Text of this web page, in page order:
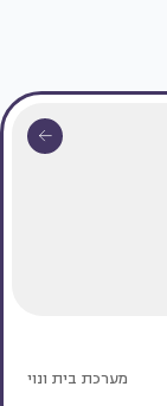
מערכת בית ונוי